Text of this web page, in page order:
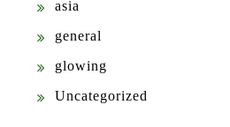
asia
general
glowing
Uncategorized